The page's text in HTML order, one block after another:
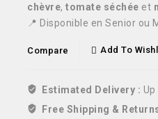
chèvre, tomate séchée et
📍 Disponible en Senior
Compare Add To
Estimated Delivery :
Free Shipping &